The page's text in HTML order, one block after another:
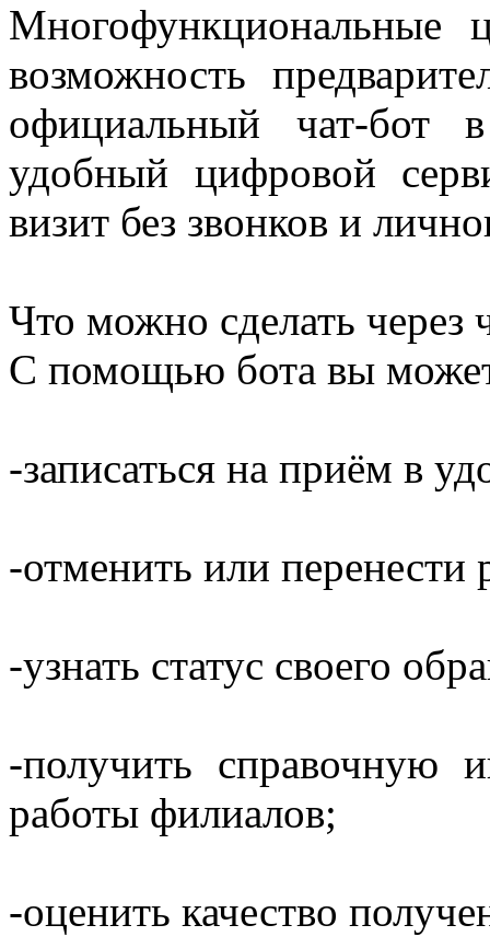
Многофункциональные
возможность
официальный
удобный цифровой
визит без звонков и
Что можно сделать через
С помощью бота вы
-записаться на приём в
-отменить или
-узнать статус своего
-получить справочную
работы филиалов;
-оценить качество